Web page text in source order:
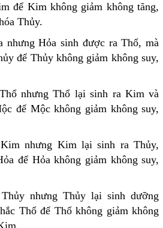
để Kim không giảm không tăng,
Thủy.
nhưng Hỏa sinh được ra Thổ, mà
để Thủy không giảm không suy,
nhưng Thổ lại sinh ra Kim và
để Mộc không giảm không suy,
nhưng Kim lại sinh ra Thủy,
để Hỏa không giảm không suy,
nhưng Thủy lại sinh dưỡng
Thổ để Thổ không giảm không